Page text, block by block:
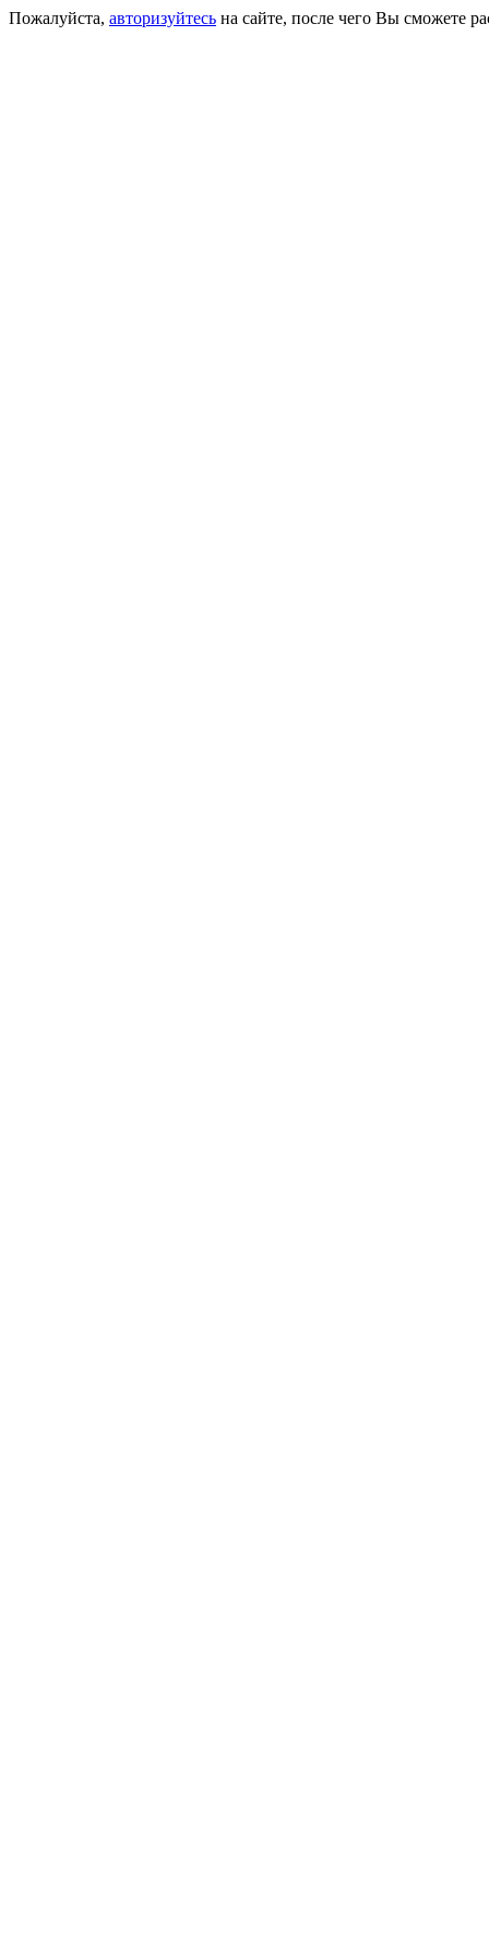
Пожалуйста, авторизуйтесь на сайте, после чего Вы сможете